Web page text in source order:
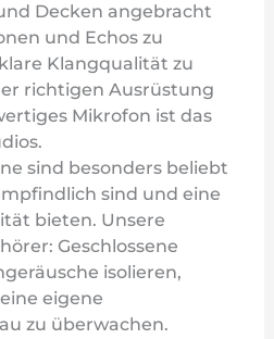
Decken angebracht
und Echos zu
Klangqualität zu
richtigen Ausrüstung
Mikrofon ist das
sind besonders beliebt
sind und eine
bieten. Unsere
Geschlossene
isolieren,
eigene
zu überwachen.